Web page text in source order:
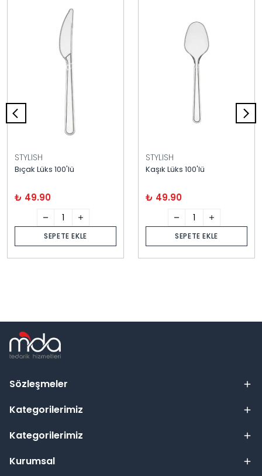
STYLISH
Bıçak Lüks 100'lü
₺ 49.90
SEPETE EKLE
STYLISH
Kaşık Lüks 100'lü
₺ 49.90
SEPETE EKLE
Sözleşmeler
Kategorilerimiz
Kategorilerimiz
Kurumsal